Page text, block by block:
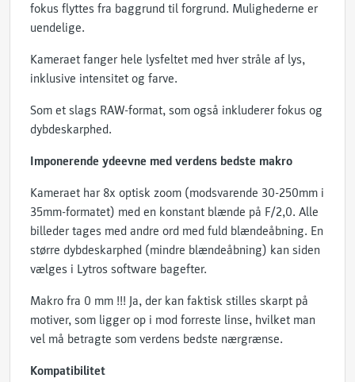
fokus flyttes fra baggrund til forgrund. Mulighederne er
uendelige.
Kameraet fanger hele lysfeltet med hver stråle af lys,
inklusive intensitet og farve.
Som et slags RAW-format, som også inkluderer fokus og
dybdeskarphed.
Imponerende ydeevne med verdens bedste makro
Kameraet har 8x optisk zoom (modsvarende 30-250mm i
35mm-formatet) med en konstant blænde på F/2,0. Alle
billeder tages med andre ord med fuld blændeåbning. En
større dybdeskarphed (mindre blændeåbning) kan siden
vælges i Lytros software bagefter.
Makro fra 0 mm !!! Ja, der kan faktisk stilles skarpt på
motiver, som ligger op i mod forreste linse, hvilket man
vel må betragte som verdens bedste nærgrænse.
Kompatibilitet